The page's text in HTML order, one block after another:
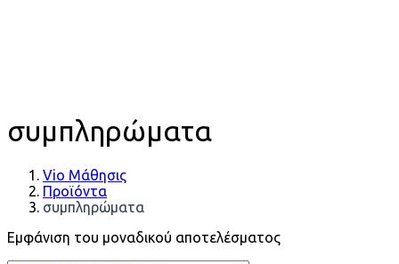
συμπληρώματα
Vio Μάθησις
Προϊόντα
συμπληρώματα
Εμφάνιση του μοναδικού αποτελέσματος